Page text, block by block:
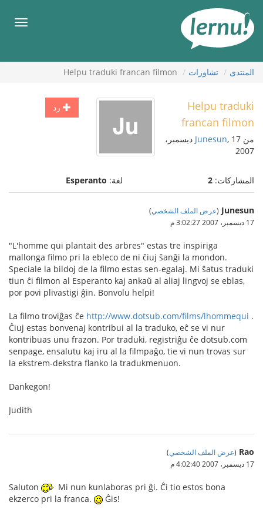
المحتويات
قائمة
المنتدى تشاورات Helpu traduki francan filmon
رد
Helpu traduki
francan filmon
من Junesun , 17 ديسمبر،
2007
المشاركات: 2 لغة: Esperanto
Junesun
(عرض الملف الشخصي)
17 ديسمبر، 2007 3:02:27 م
"L'homme qui plantait des arbres" estas tre inspiriga
mallonga filmo pri la ebleco de ni ĉiuj ŝanĝi la mondon.
Speciale la bildoj de la filmo estas sen-egalaj. Mi ŝatus traduki
tiun ĉi filmon al Esperanto kaj ankaŭ al aliaj lingvoj se eblas,
por povi plivastigi ĝin. Bonvolu helpi!
La filmo troviĝas ĉe http://www.dotsub.com/films/lhommequi .
Ĉiuj estas bonvenaj kontribui al la traduko, eĉ se vi nur
kontribuas unu frazon. Por traduki, registriĝu ĉe dotsub.com
senpage, ensalutu kaj iru al la filmpaĝo, tie vi nun trovas sur
la ekstrem-dekstra flanko la tradukmenuon.
Dankegon!
Judith
Rao
(عرض الملف الشخصي)
17 ديسمبر، 2007 4:02:40 م
Saluton
Mi nun kunlaboras pri ĝi. Ĉi tio estos bona
ekzerco pri la franca.
Ĝis!